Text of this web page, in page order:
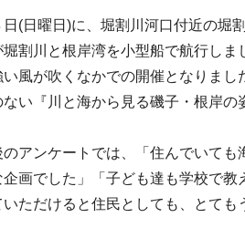
(日曜日)に、堀割川河口付近の堀
割川と根岸湾を小型船で航行しま
風が吹くなかでの開催となりまし
ない『川と海から見る磯子・根岸の
アンケートでは、「住んでいても
企画でした」「子ども達も学校で
ただけると住民としても、とても